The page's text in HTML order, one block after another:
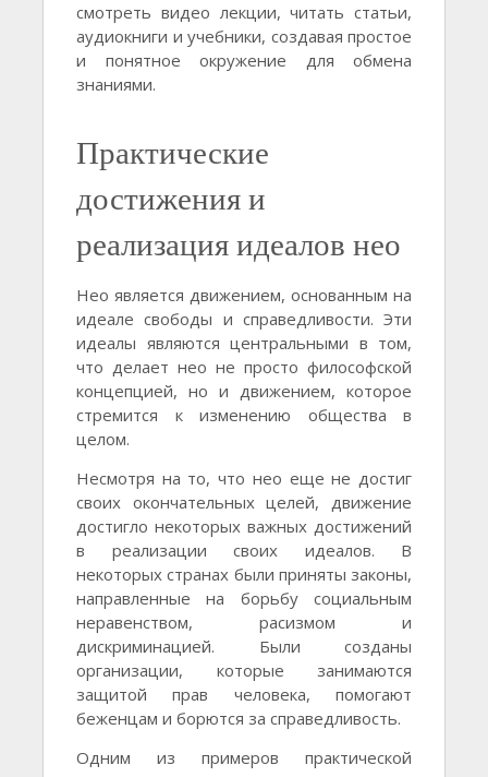
смотреть видео лекции, читать статьи,
аудиокниги и учебники, создавая простое
и понятное окружение для обмена
знаниями.
Практические
достижения и
реализация идеалов нео
Нео является движением, основанным на
идеале свободы и справедливости. Эти
идеалы являются центральными в том,
что делает нео не просто философской
концепцией, но и движением, которое
стремится к изменению общества в
целом.
Несмотря на то, что нео еще не достиг
своих окончательных целей, движение
достигло некоторых важных достижений
в реализации своих идеалов. В
некоторых странах были приняты законы,
направленные на борьбу социальным
неравенством, расизмом и
дискриминацией. Были созданы
организации, которые занимаются
защитой прав человека, помогают
беженцам и борются за справедливость.
Одним из примеров практической